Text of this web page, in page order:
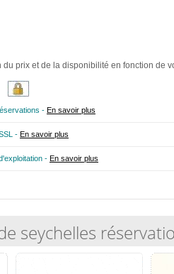
prix et de la disponibilité en fonction de
- En savoir plus
- En savoir plus
- En savoir plus
seychelles